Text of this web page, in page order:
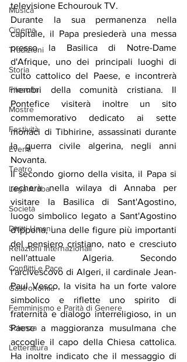
Musica
Cinema
Tradizioni
Storia
Filosofia
Mostre
Festività
Eventi
Teatro
Lega Araba
Società
Diritti Umani
Relazioni Internazionali
Conflitti e Pace
Gastronomia
Femminismo e Parità di Genere
Scienza
Letteratura
televisione Echourouk TV.
Durante la sua permanenza nella
capitale, il Papa presiederà una messa
presso la Basilica di Notre-Dame
d'Afrique, uno dei principali luoghi di
culto cattolico del Paese, e incontrerà
membri della comunità cristiana. Il
Pontefice visiterà inoltre un sito
commemorativo dedicato ai sette
monaci di Tibhirine, assassinati durante
la guerra civile algerina, negli anni
Novanta.
Il secondo giorno della visita, il Papa si
recherà nella wilaya di Annaba per
visitare la Basilica di Sant'Agostino,
luogo simbolico legato a Sant'Agostino
d'Ippona, una delle figure più importanti
del pensiero cristiano, nato e cresciuto
nell'attuale Algeria. Secondo
l'arcivescovo di Algeri, il cardinale Jean-
Paul Vesco, la visita ha un forte valore
simbolico e riflette uno spirito di
fraternità e dialogo interreligioso, in un
Paese a maggioranza musulmana che
accoglie il capo della Chiesa cattolica.
Ha inoltre indicato che il messaggio di